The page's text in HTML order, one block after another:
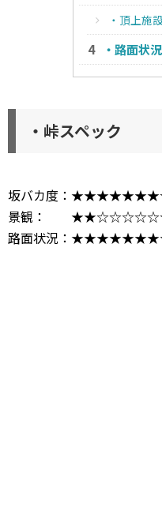
・頂上施
・路面状
・峠スペック
坂バカ度：
景観：
路面状況：